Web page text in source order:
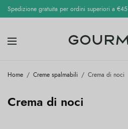
Spedizione gratuita per ordini superiori a €45
Home / Creme spalmabili / Crema di noci
Crema di noci